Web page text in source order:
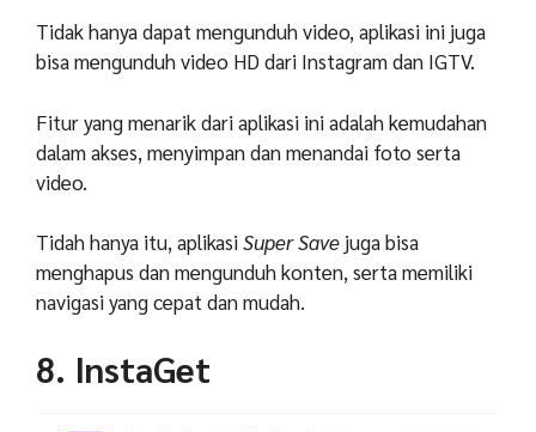
Tidak hanya dapat mengunduh video, aplikasi ini juga
bisa mengunduh video HD dari Instagram dan IGTV.
Fitur yang menarik dari aplikasi ini adalah kemudahan
dalam akses, menyimpan dan menandai foto serta
video.
Tidah hanya itu, aplikasiSuper Save juga bisa
menghapus dan mengunduh konten, serta memiliki
navigasi yang cepat dan mudah.
8. InstaGet